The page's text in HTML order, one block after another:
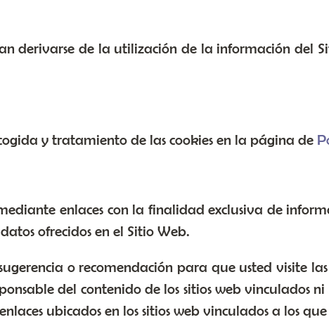
derivarse de la utilización de la información del
y tratamiento de las cookies en la página de
enlaces con la finalidad exclusiva de
ofrecidos en el Sitio Web.
o recomendación para que usted visite
del contenido de los sitios web vinculados
ubicados en los sitios web vinculados a los